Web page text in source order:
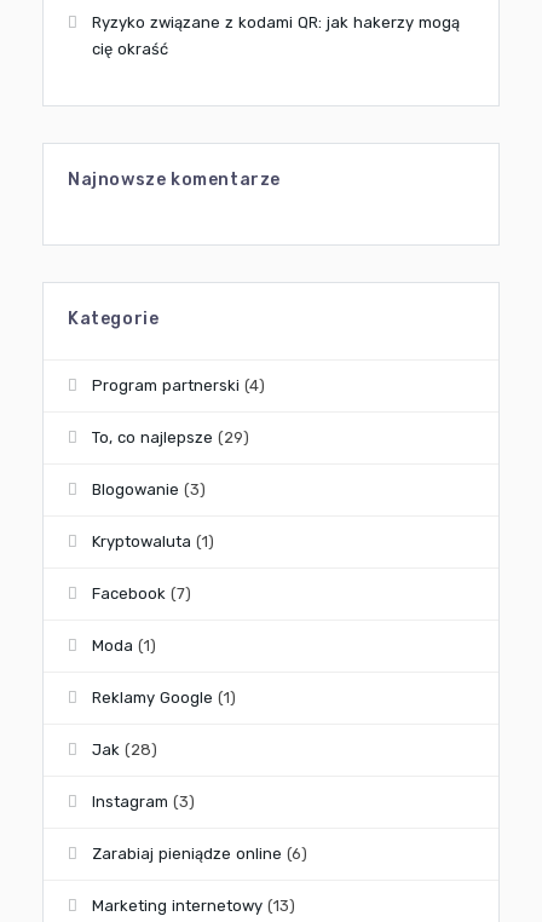
Ryzyko związane z kodami QR: jak hakerzy mogą
cię okraść
Najnowsze komentarze
Kategorie
Program partnerski (4)
To, co najlepsze (29)
Blogowanie (3)
Kryptowaluta (1)
Facebook (7)
Moda (1)
Reklamy Google (1)
Jak (28)
Instagram (3)
Zarabiaj pieniądze online (6)
Marketing internetowy (13)